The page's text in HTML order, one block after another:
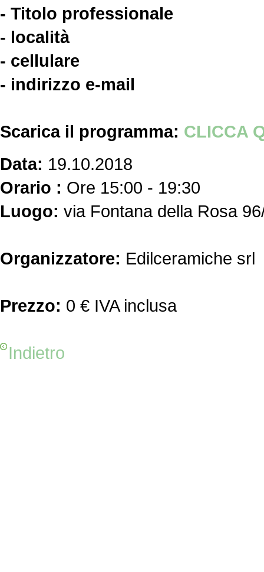
- Titolo professionale
- località
- cellulare
- indirizzo e-mail
Scarica il programma: CLICCA
Data: 19.10.2018
Orario : Ore 15:00 - 19:30
Luogo: via Fontana della Rosa
Organizzatore: Edilceramiche srl
Prezzo: 0 € IVA inclusa
Indietro